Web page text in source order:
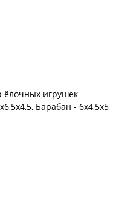
ёлочных игрушек
Барабан - 6х4,5х5